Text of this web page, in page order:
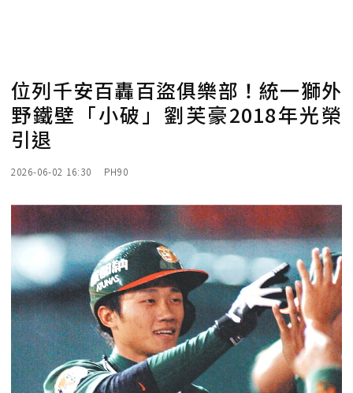
位列千安百轟百盜俱樂部！統一獅外
野鐵壁「小破」劉芙豪2018年光榮
引退
2026-06-02 16:30 PH90